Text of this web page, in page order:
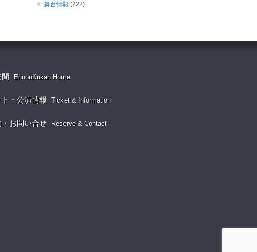
舞台情報 (222)
間 EnnouKukan Home
・公演情報 Ticket & Information
・お問い合せ Reserve & Contact